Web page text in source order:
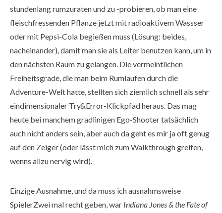
stundenlang rumzuraten und zu -probieren, ob man eine
fleischfressenden Pflanze jetzt mit radioaktivem Wassser
oder mit Pepsi-Cola begießen muss (Lösung: beides,
nacheinander), damit man sie als Leiter benutzen kann, um in
den nächsten Raum zu gelangen. Die vermeintlichen
Freiheitsgrade, die man beim Rumlaufen durch die
Adventure-Welt hatte, stellten sich ziemlich schnell als sehr
eindimensionaler Try&Error-Klickpfad heraus. Das mag
heute bei manchem gradlinigen Ego-Shooter tatsächlich
auch nicht anders sein, aber auch da geht es mir ja oft genug
auf den Zeiger (oder lässt mich zum Walkthrough greifen,
wenns allzu nervig wird).
Einzige Ausnahme, und da muss ich ausnahmsweise
SpielerZwei mal recht geben, war Indiana Jones & the Fate of